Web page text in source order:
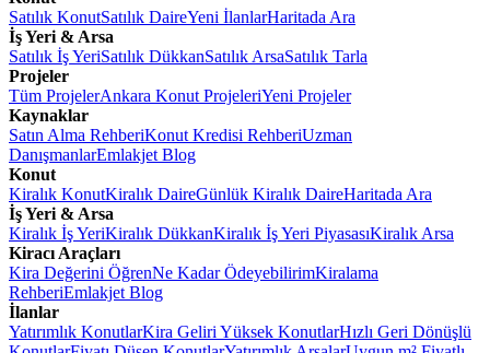
Satılık KonutSatılık DaireYeni İlanlarHaritada Ara
İş Yeri & Arsa
Satılık İş YeriSatılık DükkanSatılık ArsaSatılık Tarla
Projeler
Tüm ProjelerAnkara Konut ProjeleriYeni Projeler
Kaynaklar
Satın Alma RehberiKonut Kredisi RehberiUzman
DanışmanlarEmlakjet Blog
Konut
Kiralık KonutKiralık DaireGünlük Kiralık DaireHaritada Ara
İş Yeri & Arsa
Kiralık İş YeriKiralık DükkanKiralık İş Yeri PiyasasıKiralık Arsa
Kiracı Araçları
Kira Değerini ÖğrenNe Kadar ÖdeyebilirimKiralama
RehberiEmlakjet Blog
İlanlar
Yatırımlık KonutlarKira Geliri Yüksek KonutlarHızlı Geri Dönüşlü